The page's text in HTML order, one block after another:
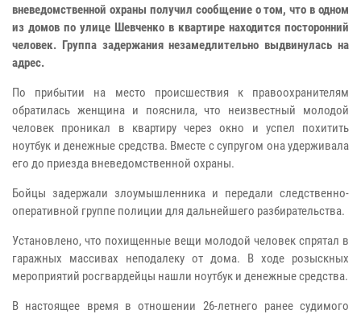
вневедомственной охраны получил сообщение о том, что в одном
из домов по улице Шевченко в квартире находится посторонний
человек. Группа задержания незамедлительно выдвинулась на
адрес.
По прибытии на место происшествия к правоохранителям
обратилась женщина и пояснила, что неизвестный молодой
человек проникал в квартиру через окно и успел похитить
ноутбук и денежные средства. Вместе с супругом она удерживала
его до приезда вневедомственной охраны.
Бойцы задержали злоумышленника и передали следственно-
оперативной группе полиции для дальнейшего разбирательства.
Установлено, что похищенные вещи молодой человек спрятал в
гаражных массивах неподалеку от дома. В ходе розыскных
мероприятий росгвардейцы нашли ноутбук и денежные средства.
В настоящее время в отношении 26-летнего ранее судимого